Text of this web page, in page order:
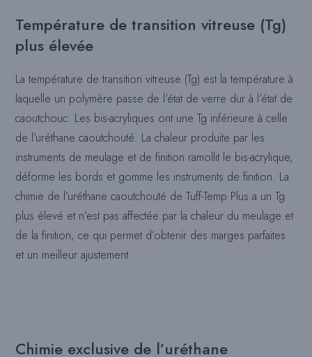
Température de transition vitreuse (Tg)
plus élevée
La température de transition vitreuse (Tg) est la température à
laquelle un polymère passe de l’état de verre dur à l’état de
caoutchouc. Les bis-acryliques ont une Tg inférieure à celle
de l’uréthane caoutchouté. La chaleur produite par les
instruments de meulage et de finition ramollit le bis-acrylique,
déforme les bords et gomme les instruments de finition. La
chimie de l’uréthane caoutchouté de Tuff-Temp Plus a un Tg
plus élevé et n’est pas affectée par la chaleur du meulage et
de la finition, ce qui permet d’obtenir des marges parfaites
et un meilleur ajustement.
Chimie exclusive de l’uréthane